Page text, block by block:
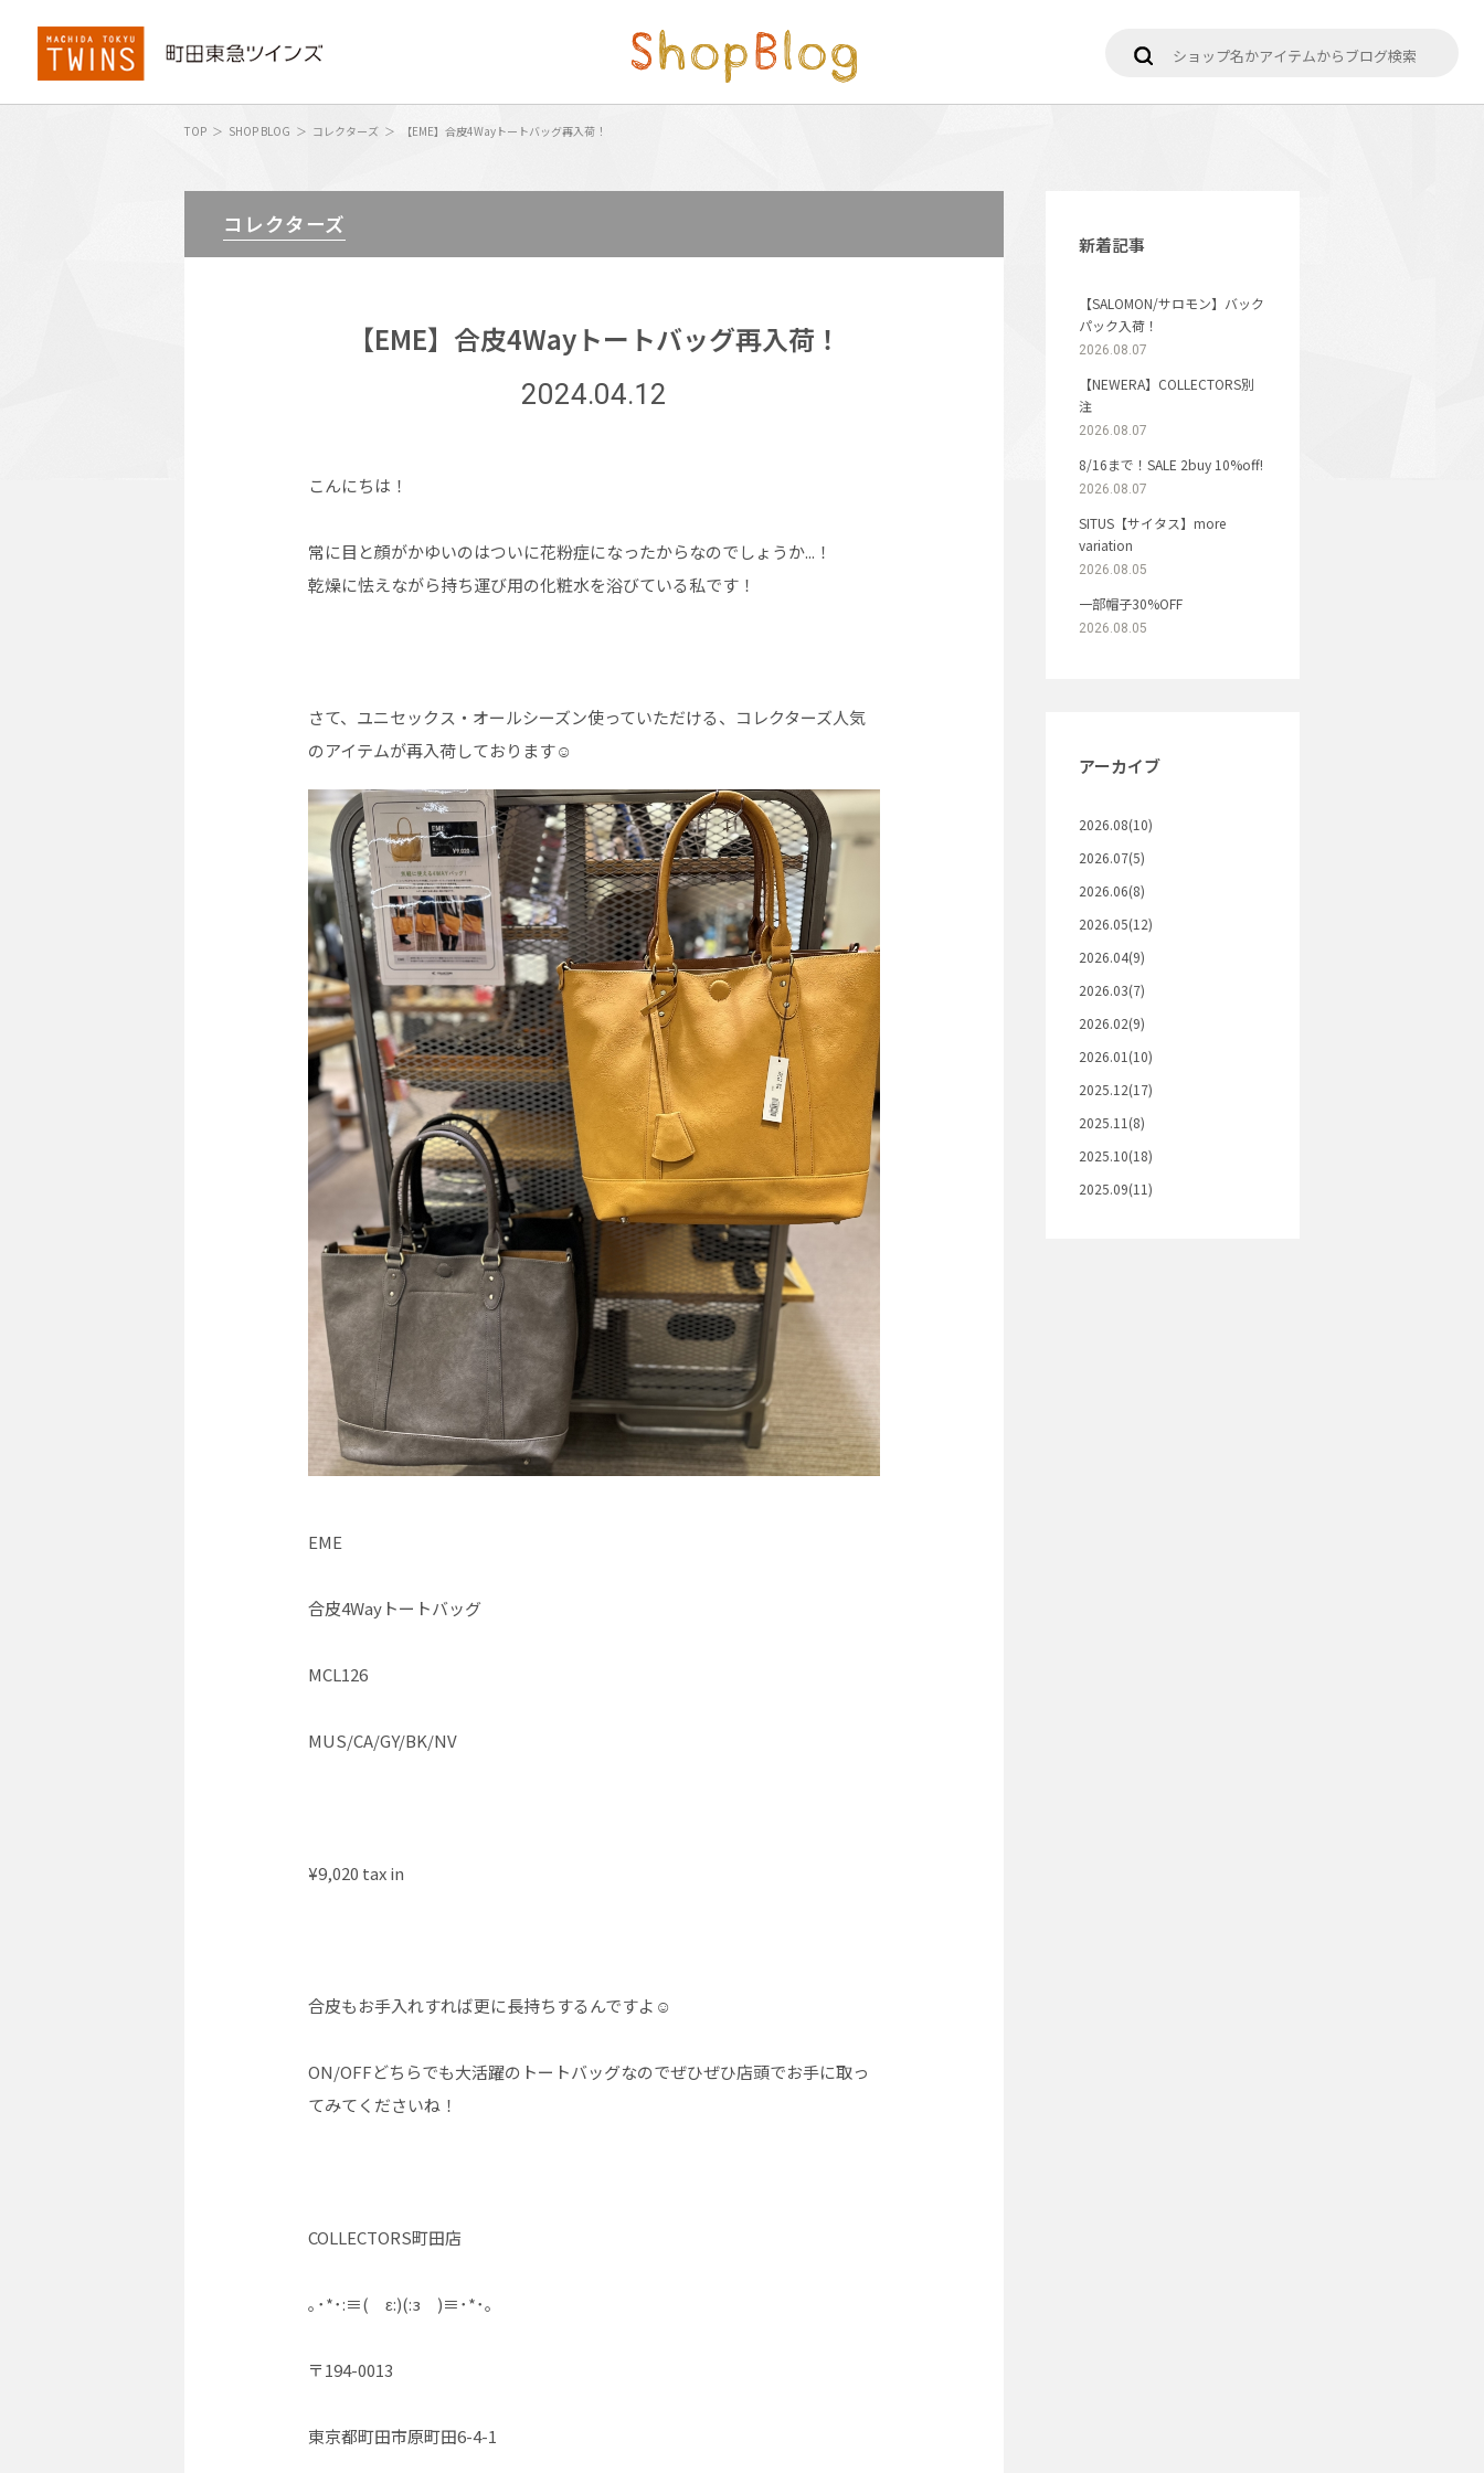
TOP SHOP BLOG コレクターズ 【EME】合皮4Wayトートバッグ再入荷！
コレクターズ
【EME】合皮4Wayトートバッグ再入荷！
2024.04.12
こんにちは！
常に目と顔がかゆいのはついに花粉症になったからなのでしょうか...！
乾燥に怯えながら持ち運び用の化粧水を浴びている私です！
さて、ユニセックス・オールシーズン使っていただける、コレクターズ人気
のアイテムが再入荷しております☺︎
EME
合皮4Wayトートバッグ
MCL126
MUS/CA/GY/BK/NV
¥9,020 tax in
合皮もお手入れすれば更に長持ちするんですよ☺︎
ON/OFFどちらでも大活躍のトートバッグなのでぜひぜひ店頭でお手に取っ
てみてくださいね！
COLLECTORS町田店
｡･*･:≡( ε:)(:з )≡･*･｡
〒194-0013
東京都町田市原町田6-4-1
新着記事
【SALOMON/サロモン】バック
パック入荷！
2026.08.07
【NEWERA】COLLECTORS別
注
2026.08.07
8/16まで！SALE 2buy 10%off!
2026.08.07
SITUS【サイタス】more
variation
2026.08.05
一部帽子30%OFF
2026.08.05
アーカイブ
2026.08(10)
2026.07(5)
2026.06(8)
2026.05(12)
2026.04(9)
2026.03(7)
2026.02(9)
2026.01(10)
2025.12(17)
2025.11(8)
2025.10(18)
2025.09(11)